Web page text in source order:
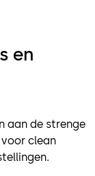
en
aan de strenge
clean